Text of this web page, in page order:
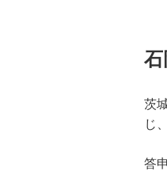
茨
じ
答